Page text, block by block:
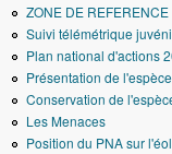
ZONE DE REFERENCE
Suivi télémétrique
Plan national d'actions
Présentation de l'espèce
Conservation de
Les Menaces
Position du PNA sur